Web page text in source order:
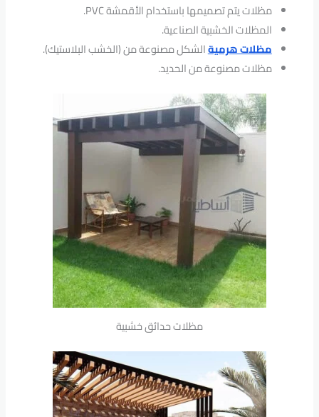
مظلات يتم تصميمها باستخدام الأقمشة PVC.
المظلات الخشبية الصناعية.
مظلات هرميةالشكل مصنوعة من (الخشب البلاستيك).
مظلات مصنوعة من الحديد.
مظلات حدائق خشبية